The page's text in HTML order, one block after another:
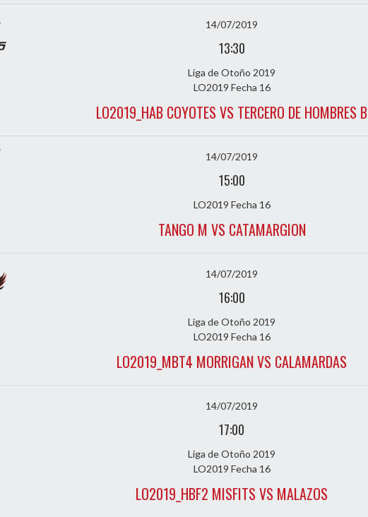
14/07/2019
13:30
Liga de Otoño 2019
LO2019 Fecha 16
LO2019_HAB COYOTES VS TERCERO DE HOMBRES B
14/07/2019
15:00
LO2019 Fecha 16
TANGO M VS CATAMARGION
14/07/2019
16:00
Liga de Otoño 2019
LO2019 Fecha 16
LO2019_MBT4 MORRIGAN VS CALAMARDAS
14/07/2019
17:00
Liga de Otoño 2019
LO2019 Fecha 16
LO2019_HBF2 MISFITS VS MALAZOS